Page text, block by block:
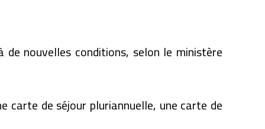
nouvelles conditions, selon le ministère
carte de séjour pluriannuelle, une carte de